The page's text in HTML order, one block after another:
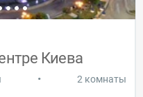
Киева
• 2 комнаты